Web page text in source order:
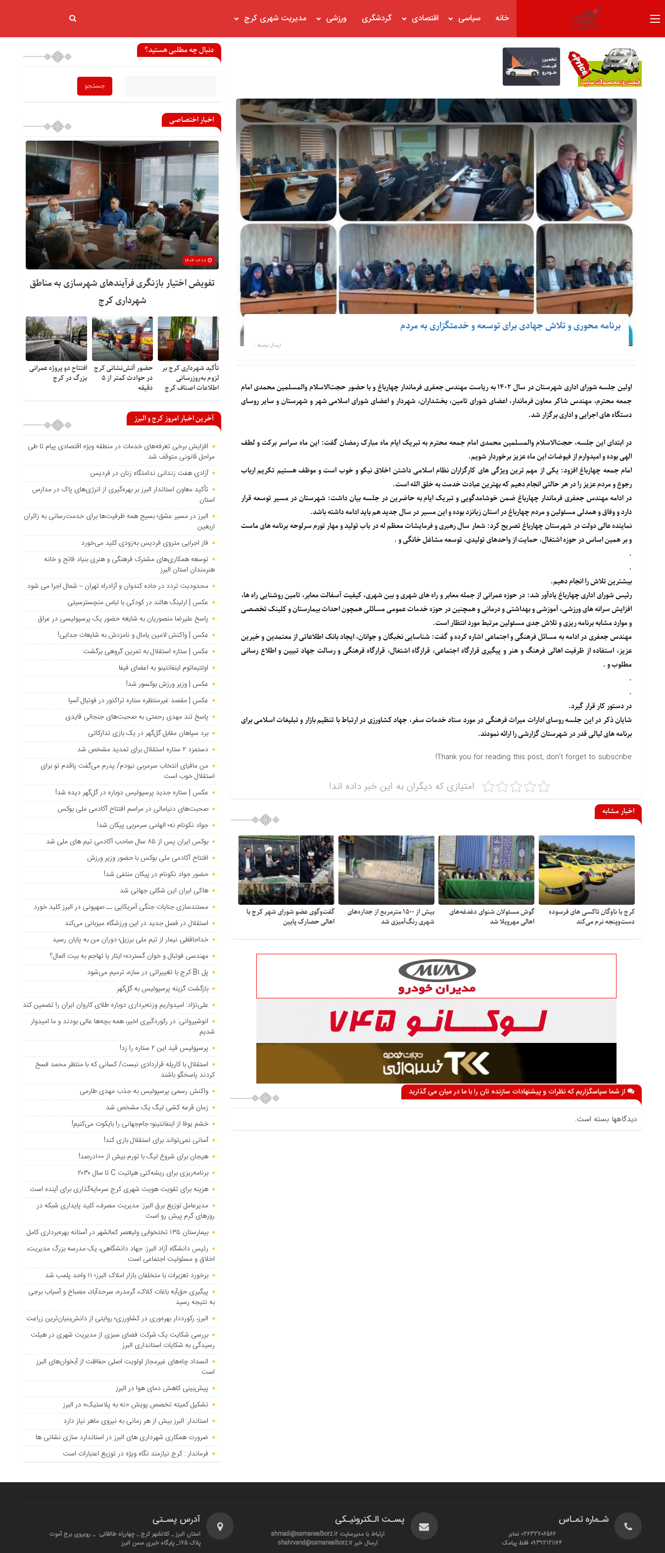
خانه سیاسی اقتصادی گردشگری ورزشی مدیریت شهری کرج
برنامه محوری و تلاش جهادی برای توسعه و خدمتگزاری به مردم
ارسال توسط :
اولین جلسه شورای اداری شهرستان در سال ۱۴۰۲ به ریاست مهندس جعفری فرماندار چهارباغ و با حضور حجت‌الاسلام والمسلمین محمدی امام
جمعه محترم، مهندس شاکر معاون فرماندار، اعضای شورای تامین، بخشداران، شهردار و اعضای شورای اسلامی شهر و شهرستان و سایر روسای
دستگاه های اجرایی و اداری برگزار شد.
در ابتدای این جلسه، حجت‌الاسلام والمسلمین محمدی امام جمعه محترم به تبریک ایام ماه مبارک رمضان گفت: این ماه سراسر برکت و لطف
الهی بوده و امیدوارم از فیوضات این ماه عزیز برخوردار شویم.
امام جمعه چهارباغ افزود: یکی از مهم ترین ویژگی های کارگزاران نظام اسلامی داشتن اخلاق نیکو و خوب است و موظف هستیم تکریم ارباب
رجوع و مردم عزیز را در هر حالتی انجام دهیم که بهترین عبادت خدمت به خلق الله است.
در ادامه مهندس جعفری فرماندار چهارباغ ضمن خوشامدگویی و تبریک ایام به حاضرین در جلسه بیان داشت: شهرستان در مسیر توسعه قرار
دارد و وفاق و همدلی مسئولین و مردم چهارباغ در استان زبانزد بوده و این مسیر در سال جدید هم باید ادامه داشته باشد.
نماینده عالی دولت در شهرستان چهارباغ تصریح کرد: شعار سال رهبری و فرمایشات معظم له در باب تولید و مهار تورم سرلوحه برنامه های ماست
و بر همین اساس در حوزه اشتغال، حمایت از واحدهای تولیدی، توسعه مشاغل خانگی و .
.
.
بیشترین تلاش را انجام دهیم.
رئیس شورای اداری چهارباغ یادآور شد: در حوزه عمرانی از جمله معابر و راه های شهری و بین شهری، کیفیت آسفالت معابر، تامین روشنایی راه ها،
افزایش سرانه های ورزشی‌، آموزشی و بهداشتی و درمانی و همچنین در حوزه خدمات عمومی مسائلی همچون احداث بیمارستان و کلینک تخصصی
و موارد مشابه برنامه ریزی و تلاش جدی مسئولین مرتبط مورد انتظار است.
مهندس جعفری در ادامه به مسائل فرهنگی و اجتماعی اشاره کرده و گفت: شناسایی نخبگان و جوانان، ایجاد بانک اطلاعاتی از معتمدین و خیرین
عزیز، استفاده از ظرفیت اهالی فرهنگ و هنر و پیگیری قرارگاه اجتماعی، قرارگاه اشتغال، قرارگاه فرهنگی و رسالت جهاد تبیین و اطلاع رسانی
مطلوب و .
.
.
در دستور کار قرار گیرد.
شایان ذکر در این جلسه روسای ادارات میراث فرهنگی در مورد ستاد خدمات سفر، جهاد کشاورزی در ارتباط با تنظیم بازار و تبلیغات اسلامی برای
برنامه های لیالی قدر در شهرستان گزارشی را ارائه نمودند.
Thank you for reading this post, don't forget to subscribe!
امتیازی که دیگران به این خبر داده اند!
اخبار مشابه
کرج با ناوگان تاکسی های فرسوده
دست‌وپنجه نرم می‌کند
گوش مسئولان شنوای دغدغه‎‌های
اهالی مهرویلا شد
بیش از ۱۵۰۰ مترمربع از جداره‌های
شهری رنگ‌آمیزی شد
گفت‌وگوی عضو شورای شهر کرج با
اهالی حصارک پایین
از شما سپاسگزاریم که نظرات و پیشنهادات سازنده تان را با ما در میان می گذارید
دیدگاهها بسته است.
دنبال چه مطلبی هستید؟
اخبار اختصاصی
تفویض اختیار بازنگری فرآیندهای شهرسازی به مناطق
شهرداری کرج
تأکید شهرداری کرج بر
لزوم به‌روزرسانی
اطلاعات اصناف کرج
حضور آتش‌نشانی کرج
در حوادث کمتر از ۵
دقیقه
افتتاح دو پروژه عمرانی
بزرگ در کرج
آخرین اخبار امروز کرج و البرز
افزایش برخی تعرفه‌های خدمات در منطقه ویژه اقتصادی پیام تا طی
مراحل قانونی متوقف شد
آزادی هفت زندانی ندامتگاه زنان در فردیس
تأکید معاون استاندار البرز بر بهره‌گیری از انرژی‌های پاک در مدارس
استان
البرز در مسیر عشق؛ بسیج همه ظرفیت‌ها برای خدمت‌رسانی به زائران
اربعین
فاز اجرایی متروی فردیس به‌زودی کلید می‌خورد
توسعه همکاری‌های مشترک فرهنگی و هنری بنیاد فاتح و خانه
هنرمندان استان البرز
محدودیت تردد در جاده کندوان و آزادراه تهران – شمال اجرا می شود
عکس | ارلینگ هالند در کودکی با لباس منچسترسیتی
پاسخ علیرضا منصوریان به شایعه حضور یک پرسپولیسی در عراق
عکس | واکنش لامین یامال و نامزدش به شایعات جدایی!
عکس | ستاره استقلال به تمرین گروهی برگشت
اولتیماتوم اینفانتینو به اعضای فیفا
عکس | وزیر ورزش بوکسور شد!
عکس | مقصد غیرمنتظره ستاره تراکتور در فوتبال آسیا
پاسخ تند مهدی رحمتی به صحبت‌های جنجالی قایدی
برد سپاهان مقابل گل‌گهر در یک بازی تدارکاتی
دستمزد ۲ ستاره استقلال برای تمدید مشخص شد
من مافیای انتخاب سرمربی نبودم/ پدرم می‌گفت پاقدم تو برای
استقلال خوب است
عکس | ستاره جدید پرسپولیس دوباره در گل‌گهر دیده شد!
صحبت‌های دنیامالی در مراسم افتتاح آکادمی ملی بوکس
جواد نکونام نه؛ الهامی سرمربی پیکان شد!
بوکس ایران پس از ۸۵ سال صاحب آکادمی تیم های ملی شد
افتتاح آکادمی ملی بوکس با حضور وزیر ورزش
حضور جواد نکونام در پیکان منتفی شد!
هاکی ایران این شکلی جهانی شد
مستندسازی جنایات جنگی آمریکایی ــ صهیونی در البرز کلید خورد
استقلال در فصل جدید در این ورزشگاه میزبانی می‌کند
خداحافظی نیمار از تیم ملی برزیل؛ دوران من به پایان رسید
مهندسی فوتبال و خوان گسترده؛ ایثار یا تهاجم به بیت المال؟
پل B۱ کرج با تغییراتی در سازه، ترمیم می‌شود
بازگشت گزینه پرسپولیس به ‌گل‌گهر
علی‌نژاد: امیدواریم وزنه‌برداری دوباره طلای کاروان ایران را تضمین کند
انوشیروانی: در رکوردگیری اخیر، همه بچه‌ها عالی بودند و ما امیدوار
شدیم
پرسپولیس قید این ۲ ستاره را زد!
استقلال با کاریله قراردادی نبست/ کسانی که با منتظر محمد فسخ
کردند پاسخگو باشند
واکنش رسمی پرسپولیس به جذب مهدی طارمی
زمان قرعه کشی لیگ یک مشخص شد
خشم یوفا از اینفانتینو؛ جام‌جهانی را بایکوت می‌کنیم!
آسانی نمی‌تواند برای استقلال بازی کند!
هیجان برای شروع لیگ با تورم بیش از ۱۰۰درصد!
برنامه‌ریزی برای ریشه‌کنی هپاتیت C تا سال ۲۰۳۰
هزینه برای تقویت هویت شهری کرج سرمایه‌گذاری برای آینده است
مدیرعامل توزیع برق البرز: مدیریت مصرف، کلید پایداری شبکه در
روزهای گرم پیش رو است
بیمارستان ۱۳۵ تختخوابی ولیعصر کمالشهر در آستانه بهره‌برداری کامل
رئیس دانشگاه آزاد البرز: جهاد دانشگاهی، یک مدرسه بزرگ مدیریت،
اخلاق و مسئولیت اجتماعی است
برخورد تعزیرات با متخلفان بازار املاک البرز؛ ۱۱ واحد پلمب شد
پیگیری حق‌آبه باغات کلاک، گرمدره، سرحدآباد، مصباح و آسیاب برجی
به نتیجه رسید
البرز، رکورددار بهره‌وری در کشاورزی؛ روایتی از دانش‌بنیان‌ترین زراعت
بررسی شکایت یک شرکت فضای سبزی از مدیریت شهری در هیئت
رسیدگی به شکایات استانداری البرز
انسداد چاه‌های غیرمجاز اولویت اصلی حفاظت از آبخوان‌های البرز
است
پیش‌بینی کاهش دمای هوا در البرز
تشکیل کمیته تخصص پویش «نه به پلاستیک» در البرز
استاندار: البرز بیش از هر زمانی به نیروی ماهر نیاز دارد
ضرورت همکاری شهرداری های البرز در استاندارد سازی نشانی ها
فرماندار : کرج نیازمند نگاه ویژه در توزیع اعتبارات است
شـماره تمـاس
02632706566 نمابر
09392121164 فقط پیامک
پسـت الـکترونیـکی
ارتباط با مدیرسایت ahmadi@samanealborz.ir
ارسال خبر shahrvand@samanealborz.ir
آدرس پسـتی
استان البرز _ کلانشهر کرج _ چهارراه طالقانی _ روبروی برج آموت
پلاک 175_ پایگاه خبری سمن البرز